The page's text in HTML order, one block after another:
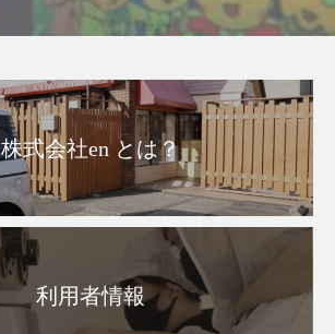
株式会社en とは？
利用者情報